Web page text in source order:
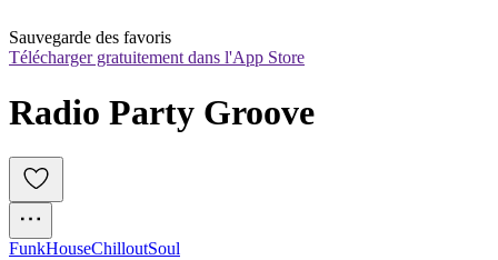
Sauvegarde des favoris
Télécharger gratuitement dans l'App Store
Radio Party Groove
FunkHouseChilloutSoul